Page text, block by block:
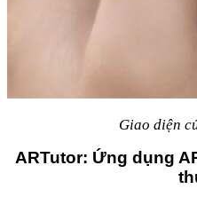
Giao diện
ARTutor: Ứng dụng